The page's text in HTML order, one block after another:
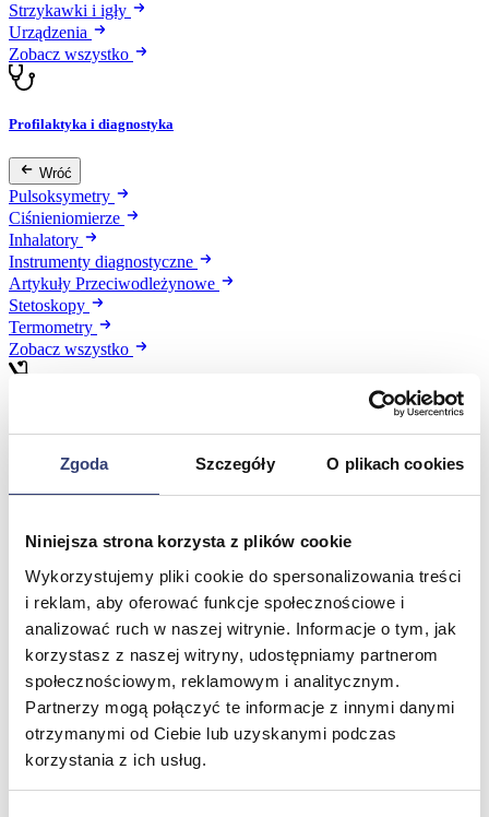
Zgoda Szczegóły O plikach cookies
Niniejsza strona korzysta z plików cookie
Wykorzystujemy pliki cookie do spersonalizowania treści
i reklam, aby oferować funkcje społecznościowe i
analizować ruch w naszej witrynie. Informacje o tym, jak
korzystasz z naszej witryny, udostępniamy partnerom
społecznościowym, reklamowym i analitycznym.
Partnerzy mogą połączyć te informacje z innymi danymi
otrzymanymi od Ciebie lub uzyskanymi podczas
korzystania z ich usług.
Strzykawki i igły
Urządzenia
Zobacz wszystko
Profilaktyka i diagnostyka
Wróć
Pulsoksymetry
Ciśnieniomierze
Inhalatory
Instrumenty diagnostyczne
Artykuły Przeciwodleżynowe
Stetoskopy
Termometry
Zobacz wszystko
Wróć
Kozetki
Taborety i krzesła
Parawany
Fotele
Zobacz wszystko
Spa & Wellness
Wróć
Fotele do masażu